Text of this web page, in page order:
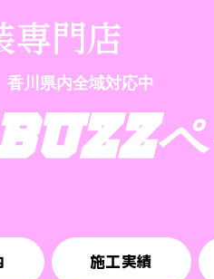
専門店
香川県内全域対応中
施工実績